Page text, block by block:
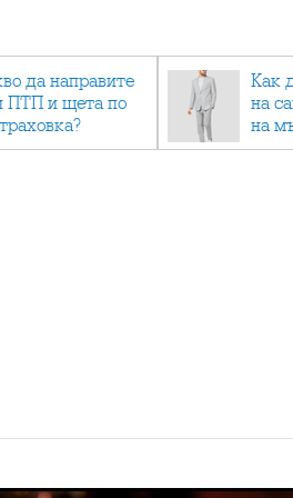
да направите
ПТП и щета по
Как
на
на